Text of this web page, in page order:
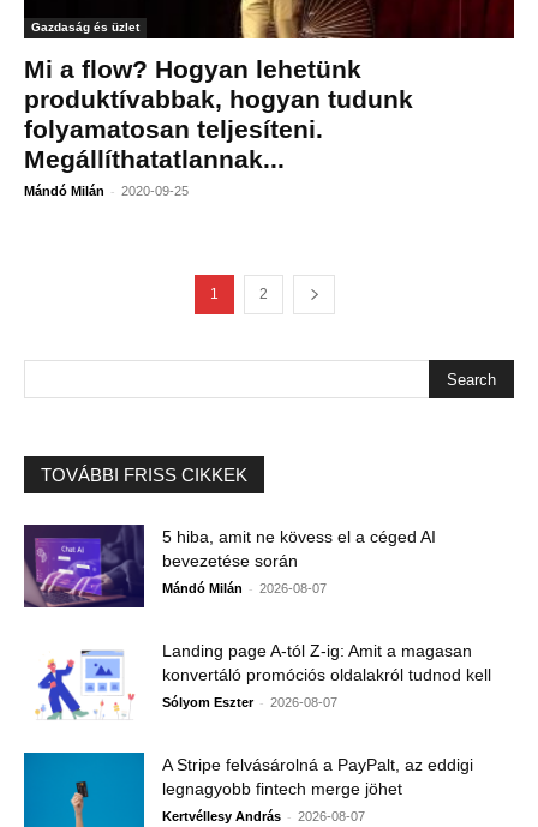
Gazdaság és üzlet
Mi a flow? Hogyan lehetünk
produktívabbak, hogyan tudunk
folyamatosan teljesíteni.
Megállíthatatlannak...
Mándó Milán - 2020-09-25
1 2
TOVÁBBI FRISS CIKKEK
5 hiba, amit ne kövess el a céged AI
bevezetése során
Mándó Milán - 2026-08-07
Landing page A-tól Z-ig: Amit a magasan
konvertáló promóciós oldalakról tudnod kell
Sólyom Eszter - 2026-08-07
A Stripe felvásárolná a PayPalt, az eddigi
legnagyobb fintech merge jöhet
Kertvéllesy András - 2026-08-07